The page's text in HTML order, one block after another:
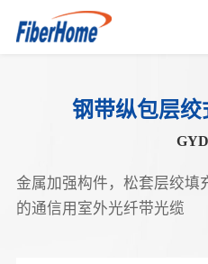
钢带纵包层
金属加强构件，松套层绞填
的通信用室外光纤带光缆